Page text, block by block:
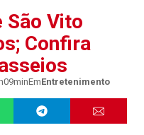
São Vito
Confira
EmEntretenimento